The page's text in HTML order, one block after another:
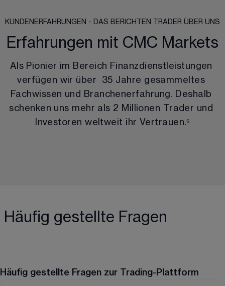
KUNDENERFAHRUNGEN - DAS BERICHTEN TRADER ÜBER UNS
Erfahrungen mit CMC Markets
Als Pionier im Bereich Finanzdienstleistungen
verfügen wir über 35 Jahre gesammeltes
Fachwissen und Branchenerfahrung. Deshalb
schenken uns mehr als 2 Millionen Trader und
Investoren weltweit ihr Vertrauen.⁶
Häufig gestellte Fragen
Häufig gestellte Fragen zur Trading-Plattform